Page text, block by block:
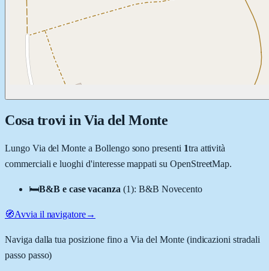
Cosa trovi in Via del Monte
Lungo Via del Monte a Bollengosono presenti 1tra attività
commerciali e luoghi d'interesse mappati su OpenStreetMap.
🛏️B&B e case vacanza (1): B&B Novecento
🧭Avvia il navigatore→
Naviga dalla tua posizione fino aVia del Monte(indicazioni stradali
passo passo)